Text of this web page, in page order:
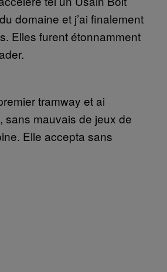
domaine et j’ai finalement
Elles furent étonnamment
tramway et ai
sans mauvais de jeux de
Elle accepta sans